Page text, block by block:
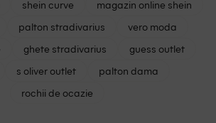
shein curve
magazin online shein
palton stradivarius
vero moda
ghete stradivarius
guess outlet
s oliver outlet
palton dama
rochii de ocazie